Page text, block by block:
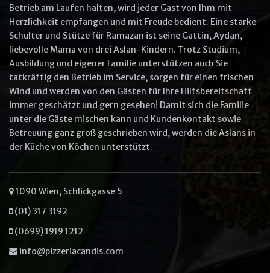
Betrieb am Laufen halten, wird jeder Gast von Ihm mit
Herzlichkeit empfangen und mit Freude bedient. Eine starke
Schulter und Stütze für Ramazan ist seine Gattin, Aydan,
liebevolle Mama von drei Aslan-Kindern. Trotz Studium,
Ausbildung und eigener Familie unterstützen auch Sie
tatkräftig den Betrieb im Service, sorgen für einen frischen
Wind und werden von den Gästen für Ihre Hilfsbereitschaft
immer geschätzt und gern gesehen! Damit sich die Familie
unter die Gäste mischen kann und Kundenkontakt sowie
Betreuung ganz groß geschrieben wird, werden die Aslans in
der Küche von Köchen unterstützt.
1090 Wien, Schlickgasse 5
(01) 317 3192
(0699) 1919 1212
info@pizzeriacandis.com
Other options
Ullam laboris nisi ut aliquip ex ea
commodo
Ut enim ad minim veniam
VIEW CART ORDER NOW